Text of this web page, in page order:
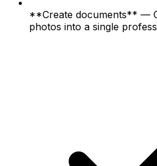
**Create documents** —
photos into a single